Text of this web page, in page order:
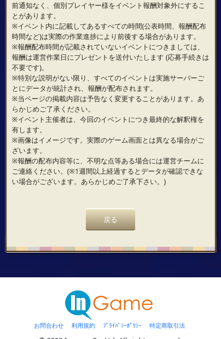
前通知なく、個別プレイヤー様をイベント報酬対象外にするこ
とがあります。
※イベント内に記載してあるすべての時間(公表時間、報酬配布
時間など)は実際の作業進捗により前後する場合があります。
※報酬配布時間が記載されていないイベントにつきましては、
報酬は運営作業日にプレゼントを送付いたします (応募手続きは
不要です)。
※特別な説明がない限り、すべてのイベントは実施サーバーご
とにデータが統計され、報酬が配布されます。
※当ページの掲載内容は予告なく変更することがあります。あ
らかじめご了承ください。
※イベント主催者は、今回のイベントにつき最終的な解釈権を
有します。
※画像はイメージです。実際のゲーム画面とは異なる場合がご
ざいます。
※報酬の配布内容等に、不明な点等ある場合には運営チームに
ご連絡ください。(※1週間以上経過するとデータが確認できな
い場合がございます。あらかじめご了承下さい。)
戻る
お問合わせ 利用規約 ﾌﾟﾗｲﾊﾞｼｰﾎﾟﾘｼｰ 特定商取引法